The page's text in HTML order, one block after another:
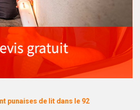
punaises de lit dans le 92